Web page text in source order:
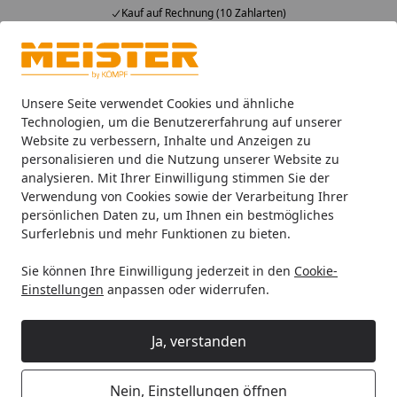
Unsere Seite verwendet Cookies und ähnliche
Technologien, um die Benutzererfahrung auf unserer
Website zu verbessern, Inhalte und Anzeigen zu
personalisieren und die Nutzung unserer Website zu
analysieren. Mit Ihrer Einwilligung stimmen Sie der
Verwendung von Cookies sowie der Verarbeitung Ihrer
persönlichen Daten zu, um Ihnen ein bestmögliches
Surferlebnis und mehr Funktionen zu bieten.
Sie können Ihre Einwilligung jederzeit in den Cookie-
Einstellungen anpassen oder widerrufen.
Ja, verstanden
Nein, Einstellungen öffnen
Kauf auf Rechnung (10 Zahlarten)
Alle Produkte
Mein Konto
Suchen
Startseite
Zubehör Meister Zubehör für Böden Meister
MEISTER Anpassungsprofil Typ 100
(2,5 bis 7 mm) Schwarz eloxiert 2510
- 2700 mm